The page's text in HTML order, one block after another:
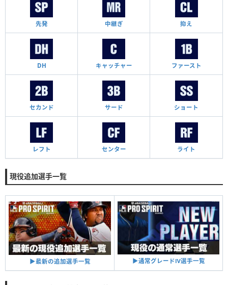
先発 中継ぎ 抑え
DH キャッチャー ファースト
セカンド サード ショート
レフト センター ライト
現役追加選手一覧
▶︎最新の追加選手一覧 ▶︎通常グレードⅣ選手一覧